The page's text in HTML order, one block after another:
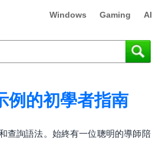
Windows Gaming AI
例的初學者指南
查詢語法。始終有一位聰明的導師陪